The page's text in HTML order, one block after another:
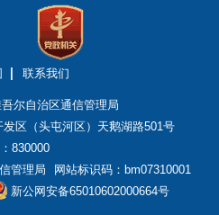
联系我们
尔自治区通信管理局
区（头屯河区）天鹅湖路501号
830000
管理局
网站标识码：bm07310001
新公网安备65010602000664号